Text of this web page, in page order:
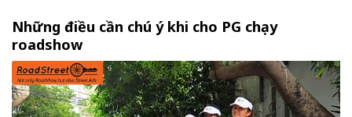
Những điều cần chú ý khi cho PG chạy
roadshow